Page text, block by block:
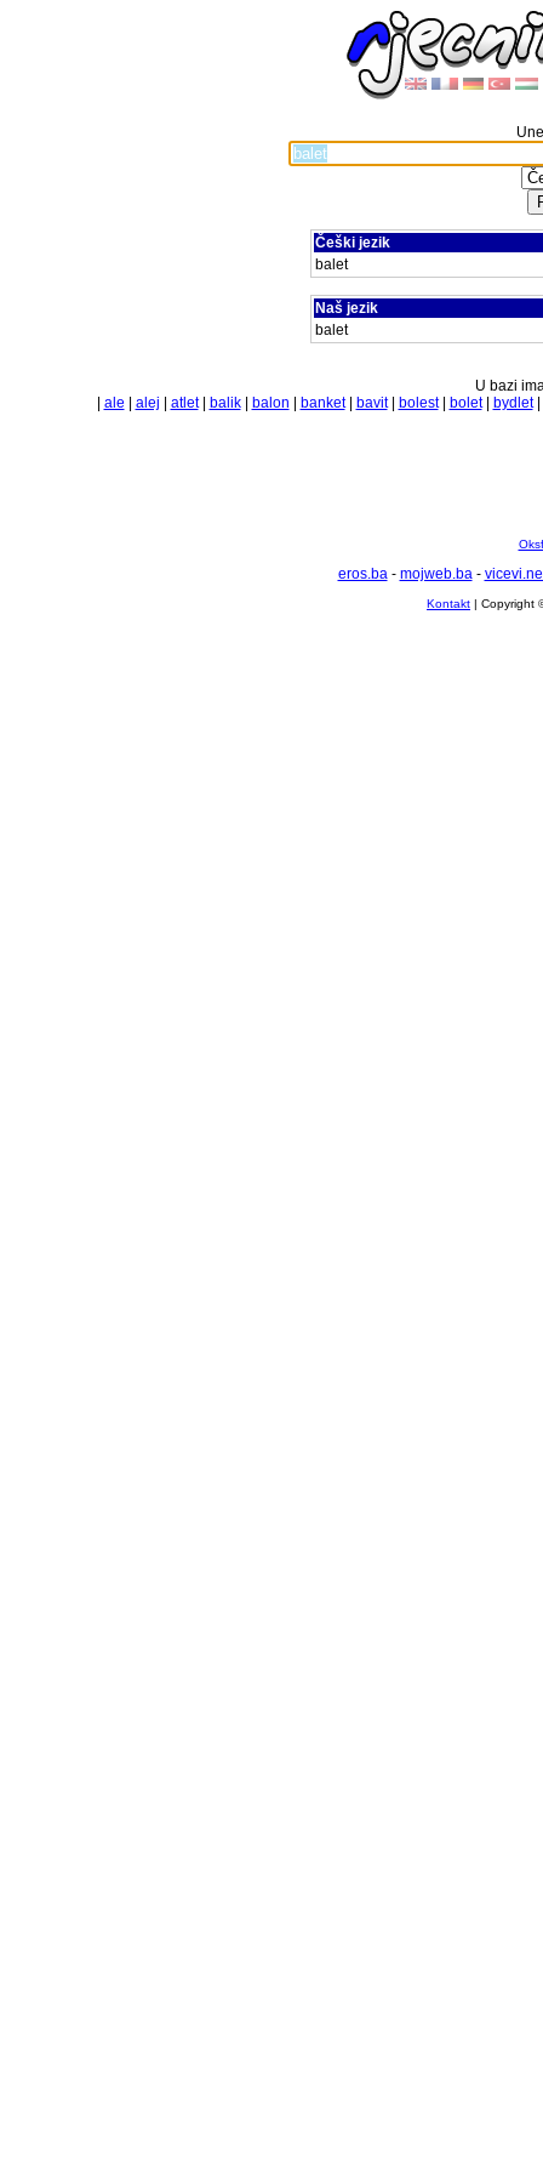
Češki jezik
balet
Naš jezik
balet
U bazi
ale alej atlet| balik| balon banket| bavit| bolest| bolet| bydlet|
eros.ba- mojweb.ba-
Kontakt | Copyright